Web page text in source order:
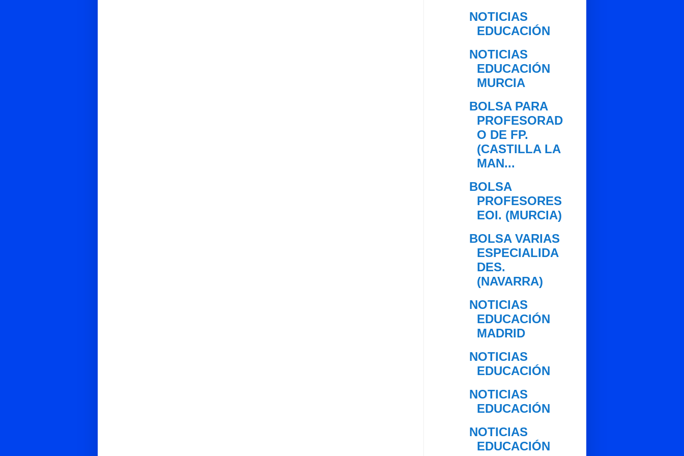
NOTICIAS
EDUCACIÓN
NOTICIAS
EDUCACIÓN
MURCIA
BOLSA PARA
PROFESORAD
O DE FP.
(CASTILLA LA
MAN...
BOLSA
PROFESORES
EOI. (MURCIA)
BOLSA VARIAS
ESPECIALIDA
DES.
(NAVARRA)
NOTICIAS
EDUCACIÓN
MADRID
NOTICIAS
EDUCACIÓN
NOTICIAS
EDUCACIÓN
NOTICIAS
EDUCACIÓN